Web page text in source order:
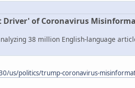
Driver' of Coronavirus
38 million English-language
us/politics/trump-coronavirus-